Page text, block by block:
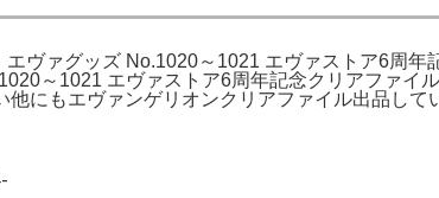
ヴァグッズ No.1020～1021 エヴァストア6周
～1021 エヴァストア6周年記念クリアファイ
他にもエヴァンゲリオンクリアファイル出品し